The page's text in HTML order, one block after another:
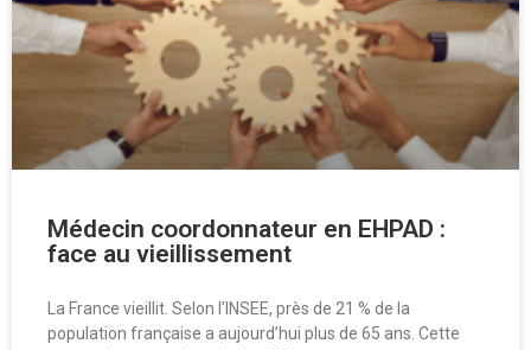
Médecin coordonnateur en EHPAD :
face au vieillissement
La France vieillit. Selon l’INSEE, près de 21 % de la
population française a aujourd’hui plus de 65 ans. Cette